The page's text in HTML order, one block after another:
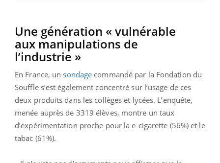
Une génération « vulnérable
aux manipulations de
l’industrie »
En France, un sondage commandé par la Fondation du
Souffle s’est également concentré sur l’usage de ces
deux produits dans les collèges et lycées. L’enquête,
menée auprès de 3319 élèves, montre un taux
d’expérimentation proche pour la e-cigarette (56%) et le
tabac (61%).